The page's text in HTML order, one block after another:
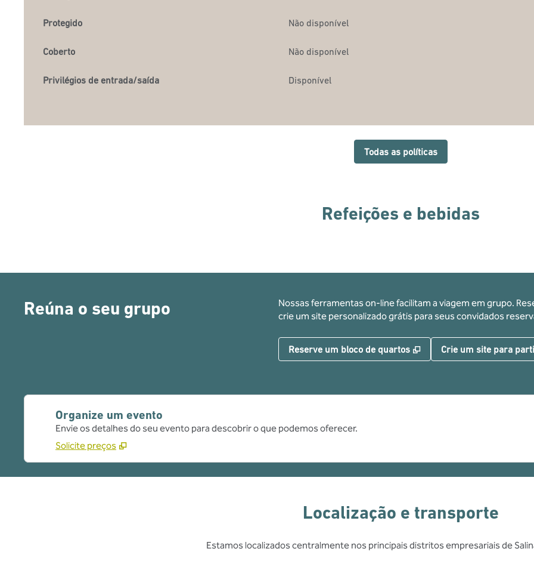
Protegido Não disponível
Coberto Não disponível
Privilégios de entrada/saída Disponível
Todas as políticas
Refeições e bebidas
Reúna o seu grupo
Nossas ferramentas on-line facilitam a viagem em grupo.
crie um site personalizado grátis para seus convidados
Reserve um bloco de quartos , Abre nova guia
Crie um site para
Organize um evento
Envie os detalhes do seu evento para descobrir o que podemos oferecer.
Solicite preços
Localização e transporte
Estamos localizados centralmente nos principais distritos empresariais de